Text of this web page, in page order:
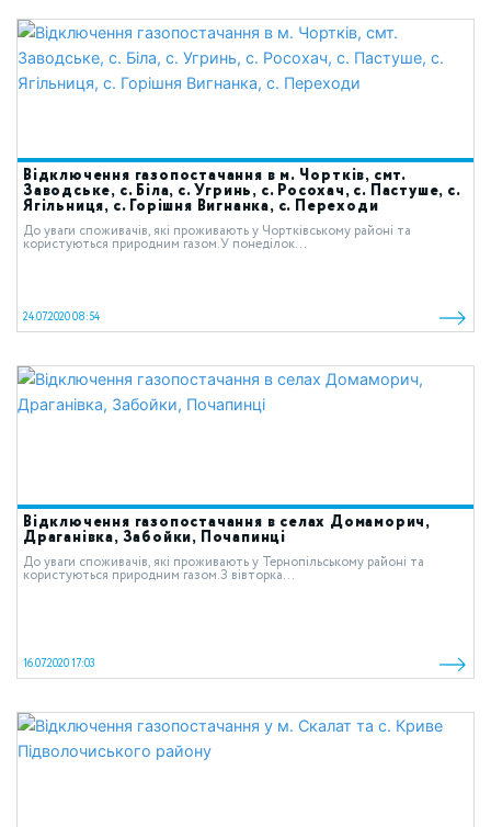
Відключення газопостачання в м. Чортків, смт.
Заводське, с. Біла, с. Угринь, с. Росохач, с. Пастуше, с.
Ягільниця, с. Горішня Вигнанка, с. Переходи
До уваги споживачів, які проживають у Чортківському районі та
користуються природним газом.У понеділок...
24.07.2020 08:54
Відключення газопостачання в селах Домаморич,
Драганівка, Забойки, Почапинці
До уваги споживачів, які проживають у Тернопільському районі та
користуються природним газом.З вівторка...
16.07.2020 17:03